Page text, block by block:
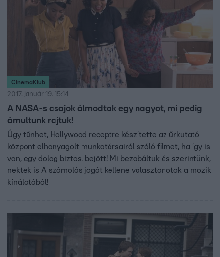
CinemaKlub
2017. január 19. 15:14
A NASA-s csajok álmodtak egy nagyot, mi pedig
ámultunk rajtuk!
Úgy tűnhet, Hollywood receptre készítette az űrkutató
központ elhanyagolt munkatársairól szóló filmet, ha így is
van, egy dolog biztos, bejött! Mi bezabáltuk és szerintünk,
nektek is A számolás jogát kellene választanotok a mozik
kínálatából!